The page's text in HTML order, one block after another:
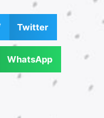
Twitter
WhatsApp